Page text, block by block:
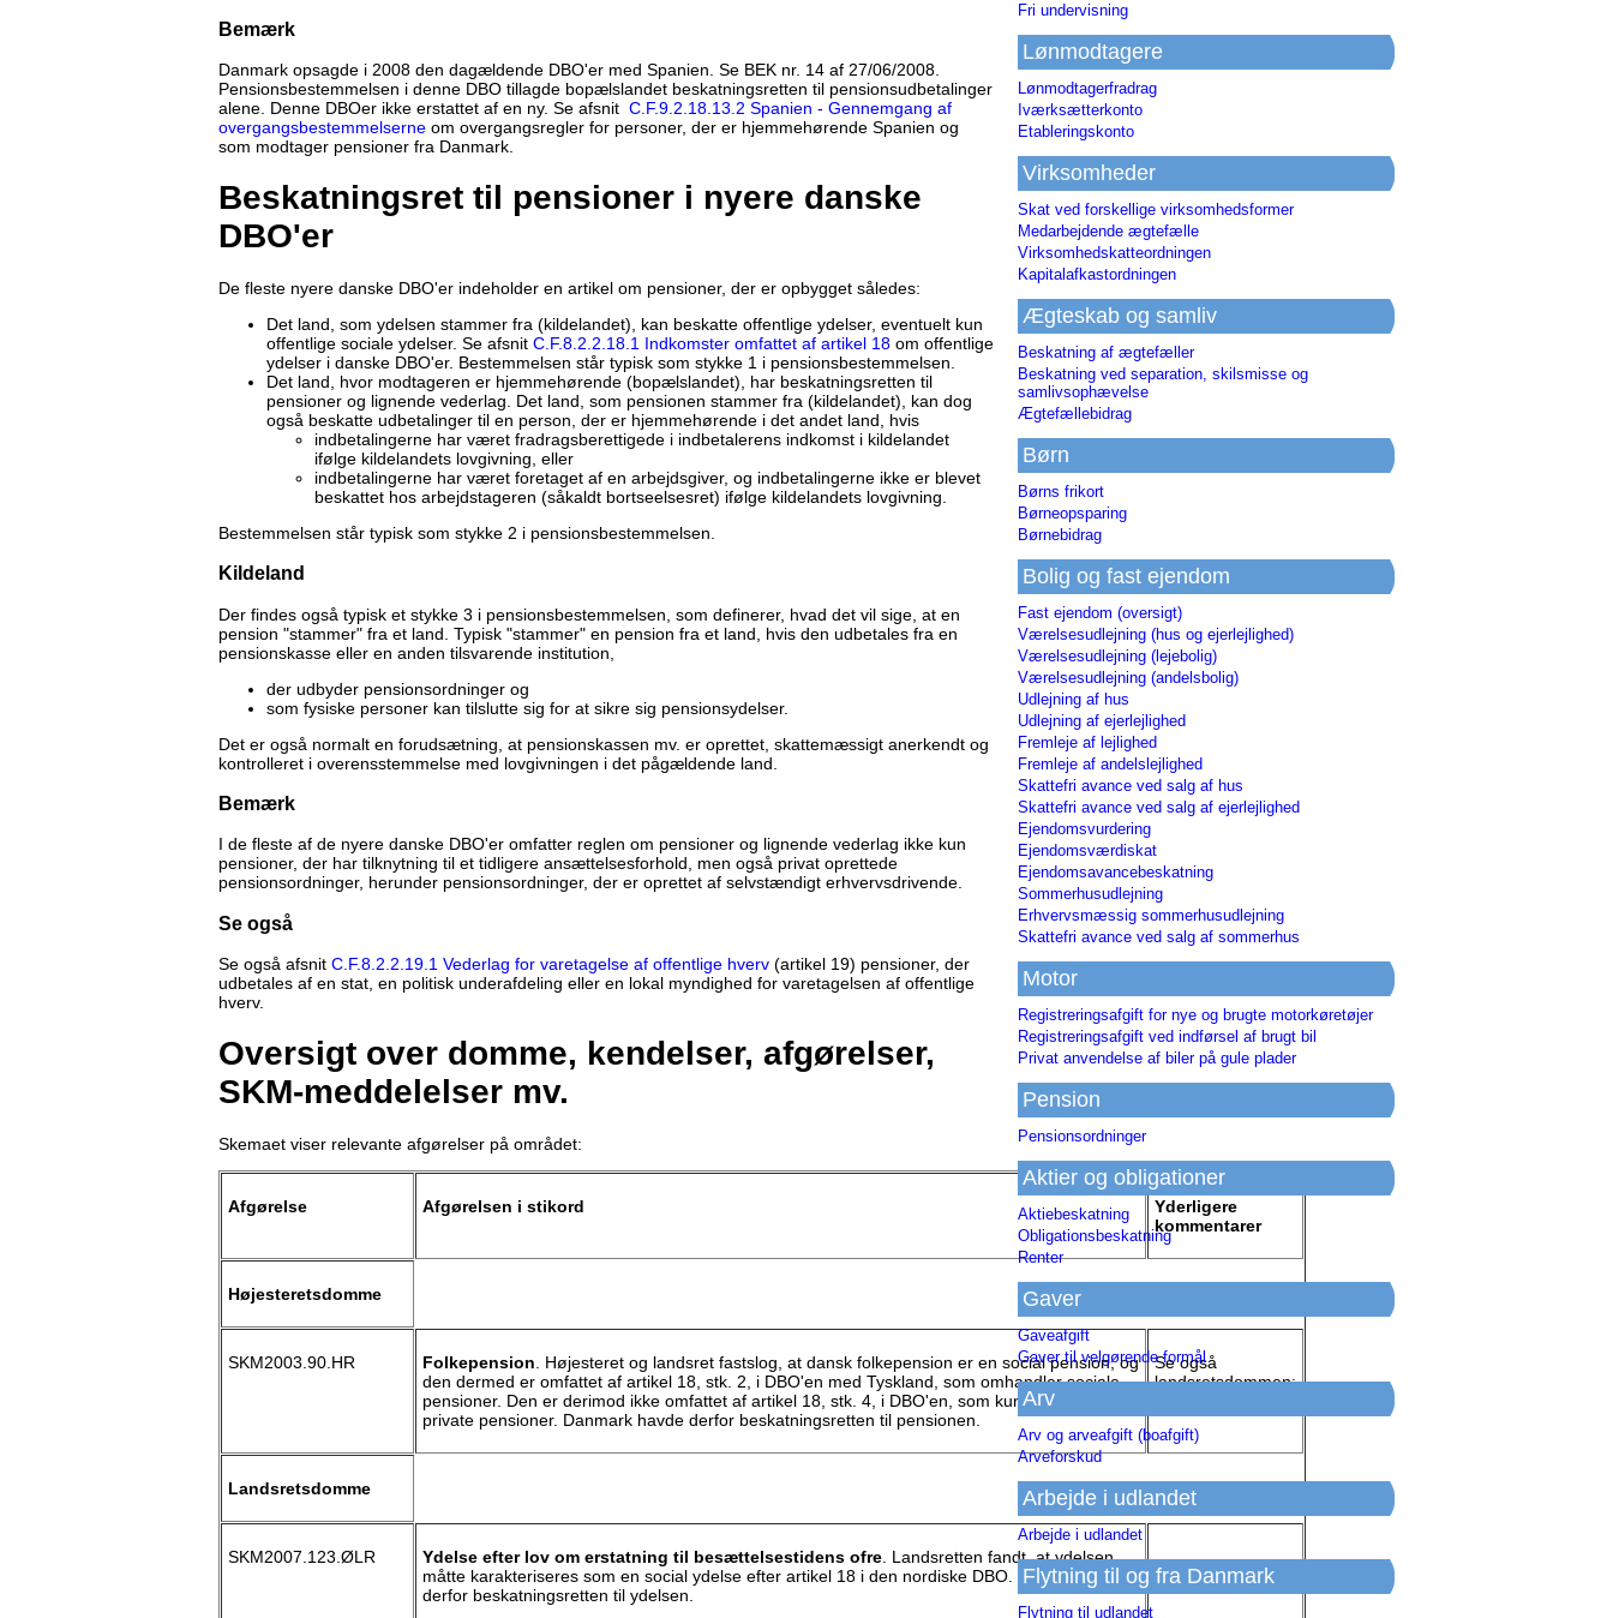
Bemærk
Danmark opsagde i 2008 den dagældende DBO'er med Spanien. Se BEK nr. 14 af 27/06/2008.
Pensionsbestemmelsen i denne DBO tillagde bopælslandet beskatningsretten til pensionsudbetalinger
alene. Denne DBOer ikke erstattet af en ny. Se afsnit C.F.9.2.18.13.2 Spanien - Gennemgang af
overgangsbestemmelserne om overgangsregler for personer, der er hjemmehørende Spanien og
som modtager pensioner fra Danmark.
Beskatningsret til pensioner i nyere danske
DBO'er
De fleste nyere danske DBO'er indeholder en artikel om pensioner, der er opbygget således:
Det land, som ydelsen stammer fra (kildelandet), kan beskatte offentlige ydelser, eventuelt kun
offentlige sociale ydelser. Se afsnit C.F.8.2.2.18.1 Indkomster omfattet af artikel 18 om offentlige
ydelser i danske DBO'er. Bestemmelsen står typisk som stykke 1 i pensionsbestemmelsen.
Det land, hvor modtageren er hjemmehørende (bopælslandet), har beskatningsretten til
pensioner og lignende vederlag. Det land, som pensionen stammer fra (kildelandet), kan dog
også beskatte udbetalinger til en person, der er hjemmehørende i det andet land, hvis
indbetalingerne har været fradragsberettigede i indbetalerens indkomst i kildelandet
ifølge kildelandets lovgivning, eller
indbetalingerne har været foretaget af en arbejdsgiver, og indbetalingerne ikke er blevet
beskattet hos arbejdstageren (såkaldt bortseelsesret) ifølge kildelandets lovgivning.
Bestemmelsen står typisk som stykke 2 i pensionsbestemmelsen.
Kildeland
Der findes også typisk et stykke 3 i pensionsbestemmelsen, som definerer, hvad det vil sige, at en
pension "stammer" fra et land. Typisk "stammer" en pension fra et land, hvis den udbetales fra en
pensionskasse eller en anden tilsvarende institution,
der udbyder pensionsordninger og
som fysiske personer kan tilslutte sig for at sikre sig pensionsydelser.
Det er også normalt en forudsætning, at pensionskassen mv. er oprettet, skattemæssigt anerkendt og
kontrolleret i overensstemmelse med lovgivningen i det pågældende land.
Bemærk
I de fleste af de nyere danske DBO'er omfatter reglen om pensioner og lignende vederlag ikke kun
pensioner, der har tilknytning til et tidligere ansættelsesforhold, men også privat oprettede
pensionsordninger, herunder pensionsordninger, der er oprettet af selvstændigt erhvervsdrivende.
Se også
Se også afsnit C.F.8.2.2.19.1 Vederlag for varetagelse af offentlige hverv (artikel 19) pensioner, der
udbetales af en stat, en politisk underafdeling eller en lokal myndighed for varetagelsen af offentlige
hverv.
Oversigt over domme, kendelser, afgørelser,
SKM-meddelelser mv.
Skemaet viser relevante afgørelser på området:
Afgørelse Afgørelsen i stikord
Yderligere
kommentarer
Højesteretsdomme
SKM2003.90.HR Folkepension . Højesteret og landsret fastslog, at dansk folkepension er en social pension, og
den dermed er omfattet af artikel 18, stk. 2, i DBO'en med Tyskland, som omhandler sociale
pensioner. Den er derimod ikke omfattet af artikel 18, stk. 4, i DBO'en, som kun vedrører
private pensioner. Danmark havde derfor beskatningsretten til pensionen.
Se også
landsretsdommen:
Landsretsdomme
SKM2007.123.ØLR Ydelse efter lov om erstatning til besættelsestidens ofre . Landsretten fandt, at ydelsen
måtte karakteriseres som en social ydelse efter artikel 18 i den nordiske DBO. Danmark havde
derfor beskatningsretten til ydelsen.
Fri undervisning
Lønmodtagere
Lønmodtagerfradrag
Iværksætterkonto
Etableringskonto
Virksomheder
Skat ved forskellige virksomhedsformer
Medarbejdende ægtefælle
Virksomhedskatteordningen
Kapitalafkastordningen
Ægteskab og samliv
Beskatning af ægtefæller
Beskatning ved separation, skilsmisse og
samlivsophævelse
Ægtefællebidrag
Børn
Børns frikort
Børneopsparing
Børnebidrag
Bolig og fast ejendom
Fast ejendom (oversigt)
Værelsesudlejning (hus og ejerlejlighed)
Værelsesudlejning (lejebolig)
Værelsesudlejning (andelsbolig)
Udlejning af hus
Udlejning af ejerlejlighed
Fremleje af lejlighed
Fremleje af andelslejlighed
Skattefri avance ved salg af hus
Skattefri avance ved salg af ejerlejlighed
Ejendomsvurdering
Ejendomsværdiskat
Ejendomsavancebeskatning
Sommerhusudlejning
Erhvervsmæssig sommerhusudlejning
Skattefri avance ved salg af sommerhus
Motor
Registreringsafgift for nye og brugte motorkøretøjer
Registreringsafgift ved indførsel af brugt bil
Privat anvendelse af biler på gule plader
Pension
Pensionsordninger
Aktier og obligationer
Aktiebeskatning
Obligationsbeskatning
Renter
Gaver
Gaveafgift
Gaver til velgørende formål
Arv
Arv og arveafgift (boafgift)
Arveforskud
Arbejde i udlandet
Arbejde i udlandet
Flytning til og fra Danmark
Flytning til udlandet